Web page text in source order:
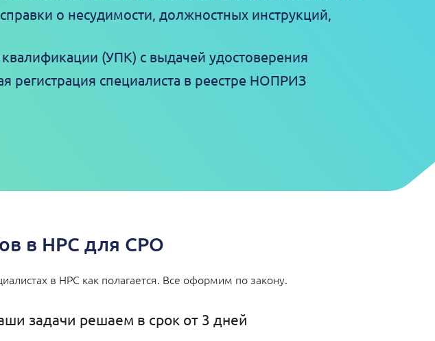
о несудимости, должностных инструкций,
(УПК) с выдачей удостоверения
регистрация специалиста в реестре НОПРИЗ
в НРС для СРО
в НРС как полагается. Все оформим по закону.
задачи решаем в срок от 3 дней